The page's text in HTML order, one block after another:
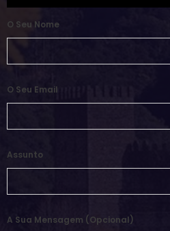
O Seu Nome
O Seu Email
Assunto
A Sua Mensagem (opcional)